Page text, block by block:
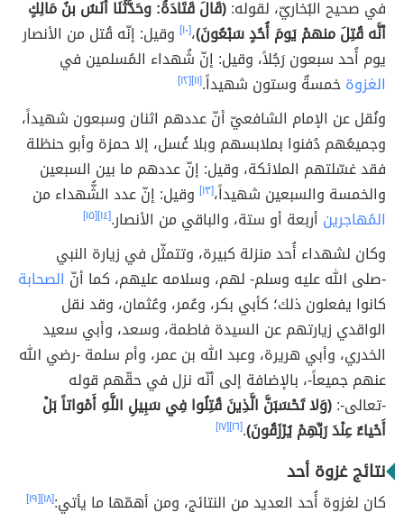
في صحيح البُخاريّ، لقوله:(قَالَ قَتَادَةُ: وحَدَّثَنَا أنَسُ بنُ مَالِكٍ
أنَّه قُتِلَ منهمْ يَومَ أُحُدٍ سَبْعُونَ)،[١٠]
وقيل: إنّه قُتل من الأنصار
يوم أُحد سبعون رَجُلاً، وقيل: إنّ شُهداء المُسلمين في
الغزوةخمسةٌ وستون شهيداً.[١١] [١٢]
ونُقل عن الإمام الشافعيّ أنّ عددهم اثنان وسبعون شهيداً،
وجميعُهم دُفنوا بملابسهم وبلا غُسل، إلا حمزة وأبو حنظلة
فقد غسّلتهم الملائكة، وقيل: إنّ عددهم ما بين السبعين
والخمسة والسبعين شهيداً،[١٣]
وقيل: إنّ عدد الشُّهداء من
المُهاجرين أربعة أو ستة، والباقي من الأنصار.[١٤] [١٥]
وكان لشهداء أُحد منزلة كبيرة، وتتمثّل في زيارة النبي
-صلى الله عليه وسلم- لهم، وسلامه عليهم، كما أنّ الصحابة
كانوا يفعلون ذلك؛ كأبي بكر، وعُمر، وعُثمان، وقد نقل
الواقدي زيارتهم عن السيدة فاطمة، وسعد، وأبي سعيد
الخدري، وأبي هريرة، وعبد الله بن عمر، وأم سلمة -رضي الله
عنهم جميعاً-، بالإضافة إلى أنّه نزل في حقّهم قوله
-تعالى-:(وَلا تَحْسَبَنَّ الَّذِينَ قُتِلُوا فِي سَبِيلِ اللَّهِ أَمْواتاً بَلْ
أَحْياءٌ عِنْدَ رَبِّهِمْ يُرْزَقُونَ).[١٦] [١٧]
نتائج غزوة أحد
كان لغزوة أُحد العديد من النتائج، ومن أهمّها ما يأتي:[١٨] [١٩]